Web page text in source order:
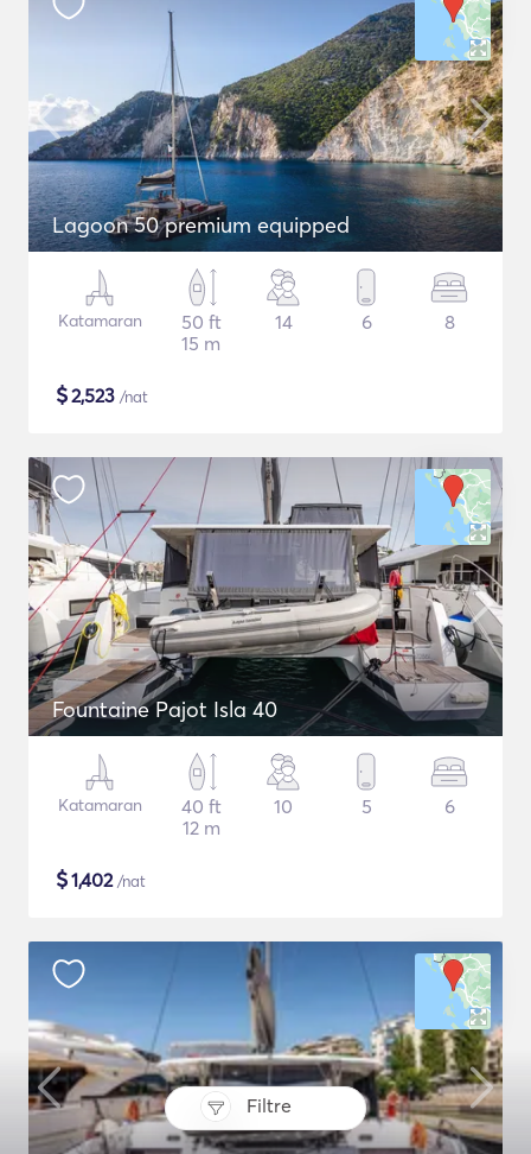
Filtre
Lagoon 50 premium equipped
Katamaran
50 ft
15 m
14 6 8
$2,523 /nat
Fountaine Pajot Isla 40
Katamaran
40 ft
12 m
10 5 6
$1,402/nat